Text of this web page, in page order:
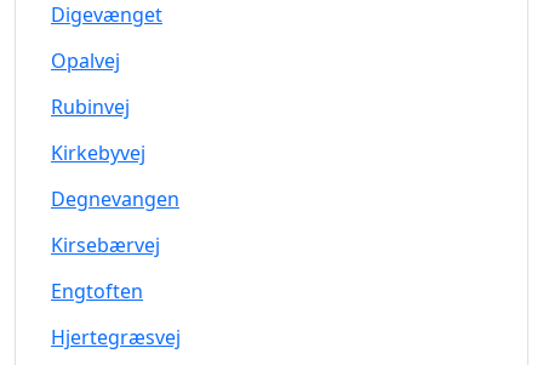
Digevænget
Opalvej
Rubinvej
Kirkebyvej
Degnevangen
Kirsebærvej
Engtoften
Hjertegræsvej